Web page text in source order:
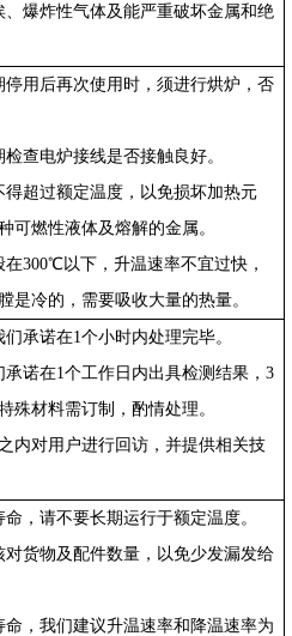
、爆炸性气体及能严重破坏金属和绝
停用后再次使用时，须进行烘炉，否
检查电炉接线是否接触良好。
得超过额定温度，以免损坏加热元
可燃性液体及熔解的金属。
在300℃以下，升温速率不宜过快，
是冷的，需要吸收大量的热量。
们承诺在1个小时内处理完毕。
承诺在1个工作日内出具检测结果，3
殊材料需订制，酌情处理。
内对用户进行回访，并提供相关技
命，请不要长期运行于额定温度。
对货物及配件数量，以免少发漏发给
命，我们建议升温速率和降温速率为